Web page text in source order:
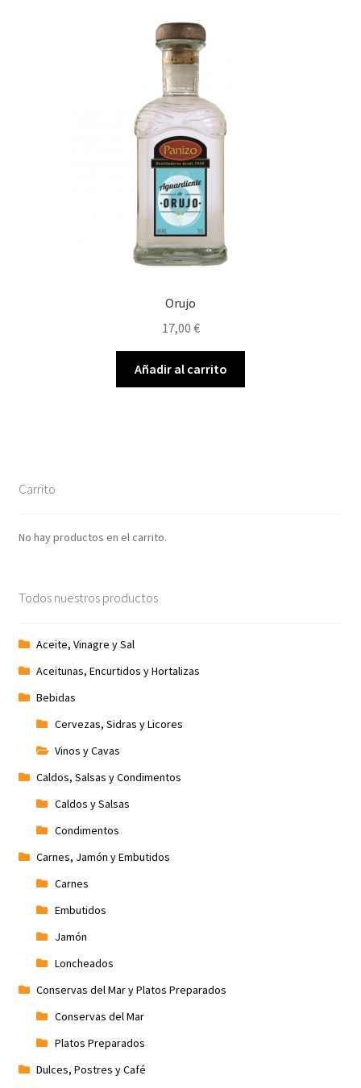
Orujo
17,00 €
Añadir al carrito
Carrito
No hay productos en el carrito.
Todos nuestros productos
Aceite, Vinagre y Sal
Aceitunas, Encurtidos y Hortalizas
Bebidas
Cervezas, Sidras y Licores
Vinos y Cavas
Caldos, Salsas y Condimentos
Caldos y Salsas
Condimentos
Carnes, Jamón y Embutidos
Carnes
Embutidos
Jamón
Loncheados
Conservas del Mar y Platos Preparados
Conservas del Mar
Platos Preparados
Dulces, Postres y Café